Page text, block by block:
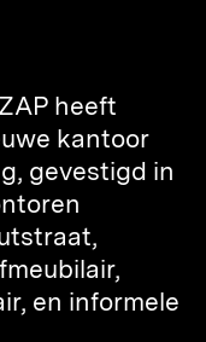
heeft
kantoor
gevestigd in
en informele